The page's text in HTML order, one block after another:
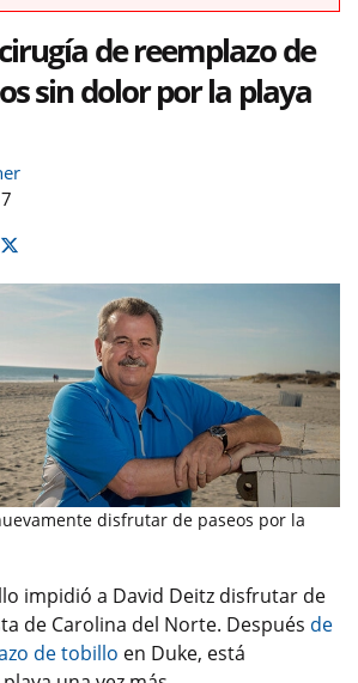
de reemplazo de
sin dolor por la playa
Twitter
disfrutar de paseos por la
impidió a David Deitz disfrutar de
de Carolina del Norte. Después de
de tobillo en Duke, está